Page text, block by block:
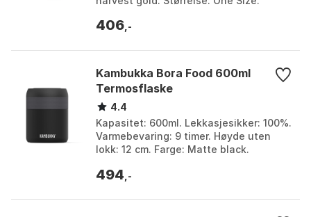
406 ,-
Kambukka Bora Food 600ml
Termosflaske
4.4
Kapasitet: 600ml. Lekkasjesikker: 100%.
Varmebevaring: 9 timer. Høyde uten
lokk: 12 cm. Farge: Matte black.
494 ,-